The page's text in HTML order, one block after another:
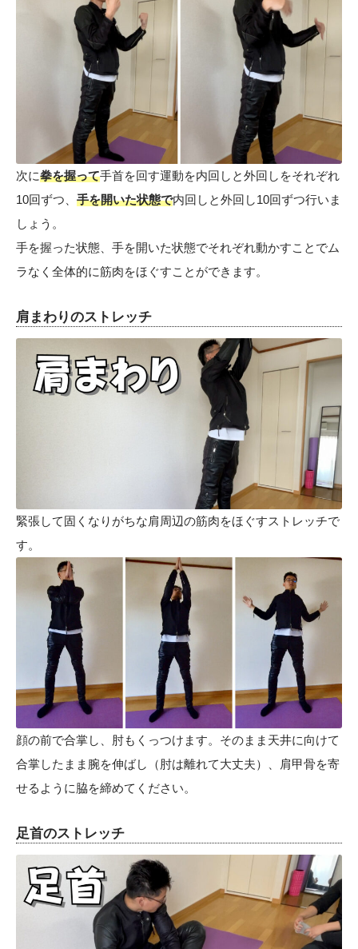
次に拳を握って手首を回す運動を内回しと外回しをそれぞれ
10回ずつ、 手を開いた状態で内回しと外回し10回ずつ行いま
しょう。
手を握った状態、手を開いた状態でそれぞれ動かすことでム
ラなく全体的に筋肉をほぐすことができます。
肩まわりのストレッチ
緊張して固くなりがちな肩周辺の筋肉をほぐすストレッチで
す。
顔の前で合掌し、肘もくっつけます。そのまま天井に向けて
合掌したまま腕を伸ばし（肘は離れて大丈夫）、肩甲骨を寄
せるように脇を締めてください。
足首のストレッチ